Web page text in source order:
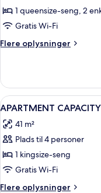
lejlighed
-
soveværelser
1 queensize-seng, 2
Gratis Wi-Fi
Flere oplysninger
Flere
lejlighed
2
Indlæs
alle
billeder
af
APARTMENT
CAPACITY
4
4
APARTMENT
41 m²
Plads til 4 personer
1 kingsize-seng
Gratis Wi-Fi
Flere oplysninger
Flere